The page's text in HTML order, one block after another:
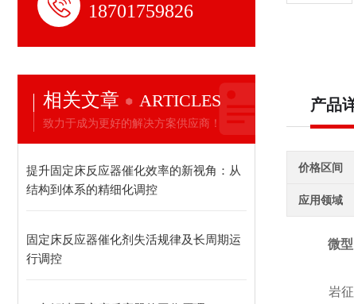
产品
价格区间
应用领域
微
岩征入
18701759826
相关文章 ARTICLES
致力于成为更好的解决方案供应商！
提升固定床反应器催化效率的新视角：从
结构到体系的精细化调控
固定床反应器催化剂失活规律及长周期运
行调控